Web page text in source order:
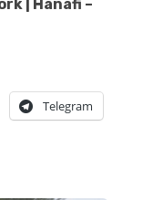
| Hanafi –
Telegram